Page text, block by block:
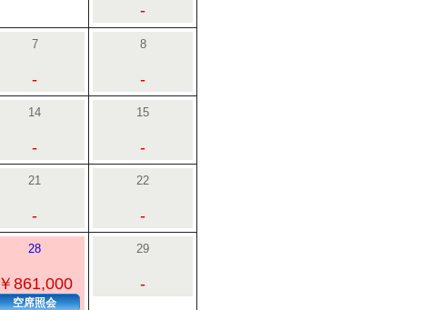
-
7
-
8
-
14
-
15
-
21
-
22
-
28
￥861,000
空席照会
29
-